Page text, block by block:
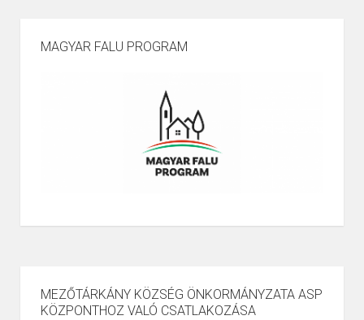
MAGYAR FALU PROGRAM
MEZŐTÁRKÁNY KÖZSÉG ÖNKORMÁNYZATA ASP
KÖZPONTHOZ VALÓ CSATLAKOZÁSA